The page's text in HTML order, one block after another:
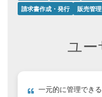
請求書作成・発行
販売管理
ユー
一元的に管理でき